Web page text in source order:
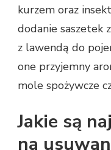
kurzem oraz
dodanie saszetek
z lawendą do
one przyjemny
mole spożywcze
Jakie są
na